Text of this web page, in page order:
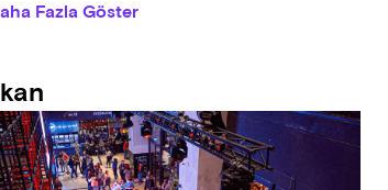
Müzik: Ahmet Sipahi
Erdi Güçlü
alınan biletlerde iade ve değişiklik
Fazla Göster